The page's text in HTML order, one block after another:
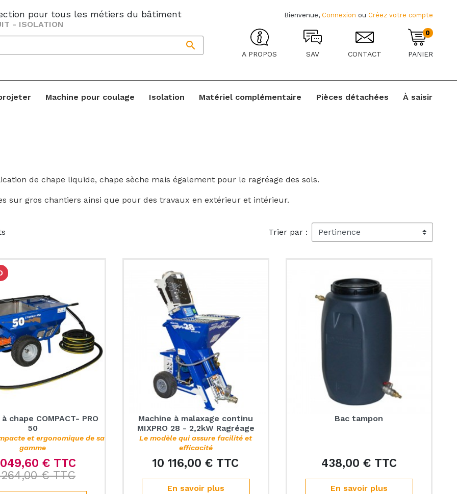
pour tous les métiers du bâtiment
- ISOLATION

Bienvenue, Connexion ou Créez votre compte
A PROPOS SAV CONTACT
0
PANIER
Machine pour coulage Isolation Matériel complémentaire Pièces détachées À saisir
de chape liquide, chape sèche mais également pour le ragréage des sols.
sur gros chantiers ainsi que pour des travaux en extérieur et intérieur.
Trier par :
chape COMPACT- PRO
50
et ergonomique de sa
gamme
€ TTCPrix de base
€ TTCPrix
Machine à malaxage continu
MIXPRO 28 - 2,2kW Ragréage
Le modèle qui assure facilité et
efficacité
10 116,00 € TTC
En savoir plus
Bac tampon
438,00 € TTCPrix
En savoir plus